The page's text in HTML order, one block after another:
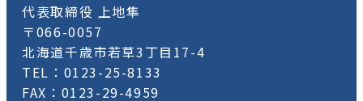
代表取締役 上地隼
〒066-0057
北海道千歳市若草3丁目17-4
TEL：0123-25-8133
FAX：0123-29-4959